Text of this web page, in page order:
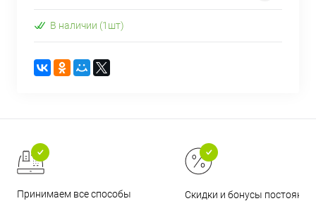
В наличии (1шт)
Принимаем все способы
Скидки и бонусы